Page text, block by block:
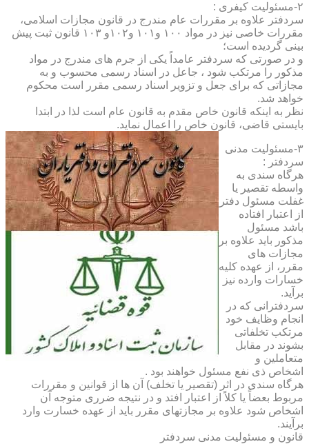
۲-مسئولیت کیفری :
سردفتر علاوه بر مقررات عام مندرج در قانون مجازات اسلامی،
مقررات خاصی نیز در مواد ۱۰۰ و۱۰۱ و۱۰۲و ۱۰۳ قانون ثبت پیش
بینی گردیده است؛
و در صورتی که سردفتر عامداً یکی از جرم های مندرج در مواد
مذکور را مرتکب شود ، جاعل در اسناد رسمی محسوب و به
مجازاتی که برای جعل و تزویر اسناد رسمی مقرر است محکوم
خواهد شد.
نظر به اینکه قانون خاص مقدم به قانون عام است لذا در ابتدا
بایستی قاضی، قانون خاص را اعمال نماید.
۳-مسئولیت مدنی
سردفتر :
هرگاه سندی به
واسطه تقصیر یا
غفلت مسئول دفتر
از اعتبار افتاده
باشد مسئول
مذکور باید علاوه بر
مجازات های
مقرر، از عهده کلیه
خسارات وارده نیز
برآید.
سردفترانی که در
انجام وظایف خود
مرتکب تخلفاتی
بشوند در مقابل
متعاملین و
اشخاص ذی نفع مسئول خواهند بود .
هرگاه سندی در اثر (تقصیر یا تخلف) آن ها از قوانین و مقررات
مربوط بعضاً یا کلاً از اعتبار افتد و در نتیجه ضرری متوجه آن
اشخاص شود علاوه بر مجازتهای مقرر باید از عهده خسارت وارد
برآیند.
قانون و مسئولیت مدنی سردفتر